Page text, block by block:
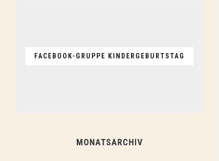
FACEBOOK-GRUPPE KINDERGEBURTSTAG
MONATSARCHIV